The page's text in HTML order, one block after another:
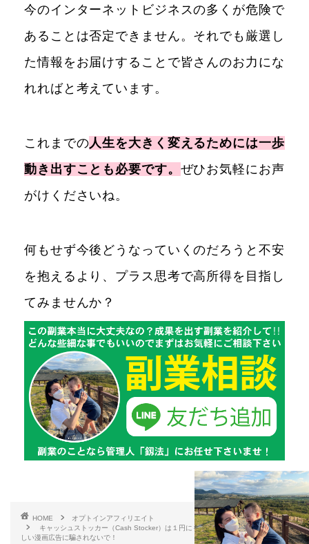
今のインターネットビジネスの多くが危険で
あることは否定できません。それでも厳選し
た情報をお届けすることで皆さんのお力にな
れればと考えています。
これまでの人生を大きく変えるためには一歩
動き出すことも必要です。 ぜひお気軽にお声
がけくださいね。
何もせず今後どうなっていくのだろうと不安
を抱えるより、プラス思考で高所得を目指し
てみませんか？
HOME
オプトインアフィリエイト
キャッシュストッカー（Cash Stocker）は１円にもならない副業情報です！怪
しい漫画広告に騙されないで！